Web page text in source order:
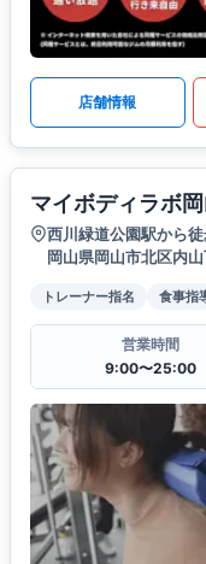
店舗情報
マイボディラボ
西川緑道公園駅から
岡山県岡山市北区内
トレーナー指名 食事指
営業時間
9:00〜25:00